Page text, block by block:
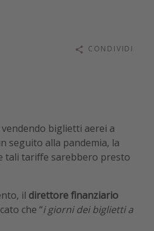
CONDIVIDI
biglietti aerei a
seguito alla pandemia, la
tali tariffe sarebbero presto
il direttore finanziario
che “i giorni dei biglietti a